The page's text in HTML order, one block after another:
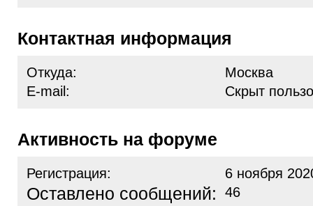
Контактная информация
Откуда:
Москва
E-mail:
Скрыт
Активность на форуме
Регистрация: 6 ноября
Оставлено сообщений: 46